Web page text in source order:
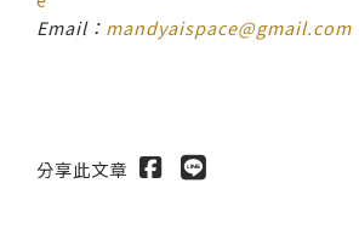
Email： mandyaispace@gmail.com
分享此文章